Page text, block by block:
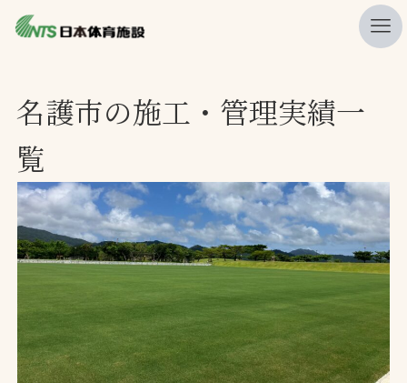
ニュース
プレスリリース
レポート
製品・サービス一覧
施工・管理実績一覧
会社概要
採用情報
名護市の施工・管理実績一
覧